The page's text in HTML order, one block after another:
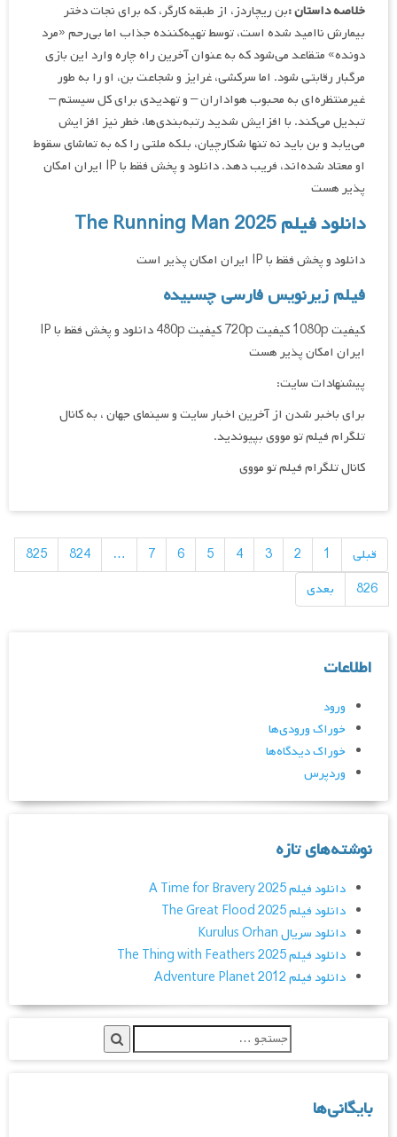
خلاصه داستان :بن ریچاردز، از طبقه کارگر، که برای نجات دختر
بیمارش ناامید شده است، توسط تهیه‌کننده جذاب اما بی‌رحم «مرد
دونده» متقاعد می‌شود که به عنوان آخرین راه چاره وارد این بازی
مرگبار رقابتی شود. اما سرکشی، غرایز و شجاعت بن، او را به طور
غیرمنتظره‌ای به محبوب هواداران – و تهدیدی برای کل سیستم –
تبدیل می‌کند. با افزایش شدید رتبه‌بندی‌ها، خطر نیز افزایش
می‌یابد و بن باید نه تنها شکارچیان، بلکه ملتی را که به تماشای سقوط
او معتاد شده‌اند، فریب دهد. دانلود و پخش فقط با IP ایران امکان
پذیر هست
دانلود فیلم The Running Man 2025
دانلود و پخش فقط با IP ایران امکان پذیر است
فیلم زیرنویس فارسی چسبیده
کیفیت 1080p کیفیت 720p کیفیت 480p دانلود و پخش فقط با IP
ایران امکان پذیر هست
پیشنهادات سایت:
برای باخبر شدن از آخرین اخبار سایت و سینمای جهان ، به کانال
تلگرام فیلم تو مووی بپیوندید.
کانال تلگرام فیلم تو مووی
راهبری
نوشته‌ها
قبلی 1
2
3
4
5
6
7
…
824
825
826
بعدی
اطلاعات
ورود
خوراک ورودی‌ها
خوراک دیدگاه‌ها
وردپرس
نوشته‌های تازه
دانلود فیلم A Time for Bravery 2025
دانلود فیلم The Great Flood 2025
دانلود سریال Kurulus Orhan
دانلود فیلم The Thing with Feathers 2025
دانلود فیلم Adventure Planet 2012
بایگانی‌ها